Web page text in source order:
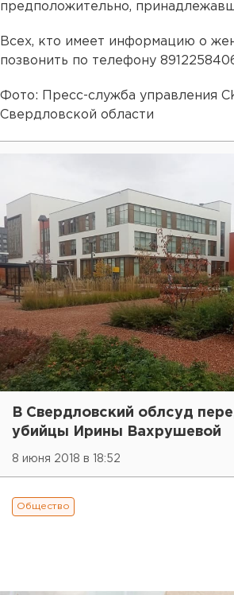
предположительно,
Всех, кто имеет информацию о
позвонить по телефону
Фото: Пресс-служба управления
Свердловской области
В Свердловский облсуд
убийцы Ирины Вахрушевой
8 июня 2018 в 18:52
Общество